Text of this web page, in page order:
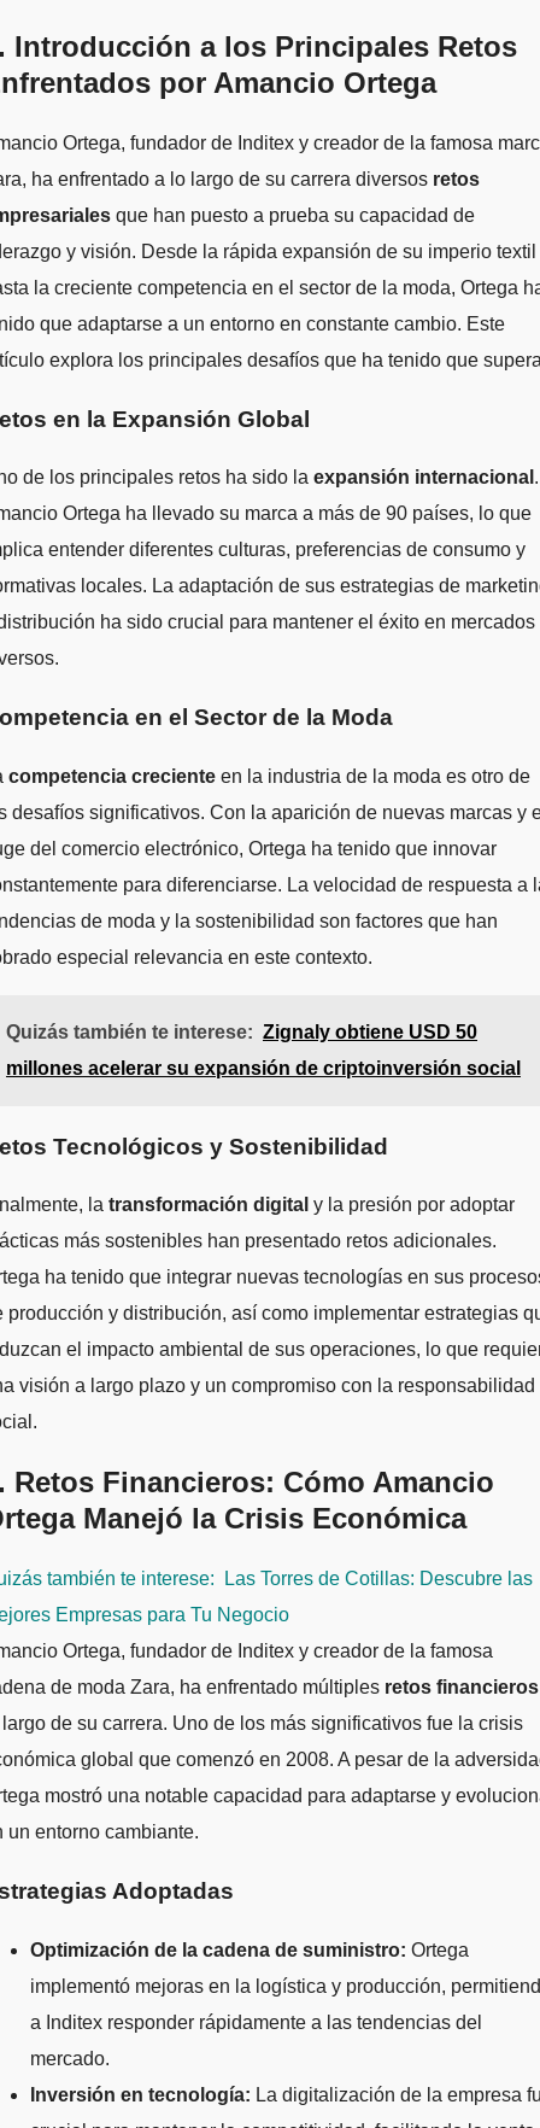
Introducción a los Principales Retos
por Amancio Ortega
ha enfrentado a lo largo de su carrera diversos retos
que han puesto a prueba su capacidad de
y visión. Desde la rápida expansión de su imperio textil
la creciente competencia en el sector de la moda, Ortega
que adaptarse a un entorno en constante cambio. Este
explora los principales desafíos que ha tenido que
en la Expansión Global
de los principales retos ha sido la expansión internacional .
Ortega ha llevado su marca a más de 90 países, lo que
entender diferentes culturas, preferencias de consumo y
locales. La adaptación de sus estrategias de
ha sido crucial para mantener el éxito en mercados
en el Sector de la Moda
competencia creciente en la industria de la moda es otro de
desafíos significativos. Con la aparición de nuevas marcas y
del comercio electrónico, Ortega ha tenido que innovar
para diferenciarse. La velocidad de respuesta a
de moda y la sostenibilidad son factores que han
especial relevancia en este contexto.
Quizás también te interese: Zignaly obtiene USD 50
millones acelerar su expansión de criptoinversión social
Tecnológicos y Sostenibilidad
la transformación digital y la presión por adoptar
más sostenibles han presentado retos adicionales.
ha tenido que integrar nuevas tecnologías en sus
producción y distribución, así como implementar estrategias
el impacto ambiental de sus operaciones, lo que
visión a largo plazo y un compromiso con la responsabilidad
Retos Financieros: Cómo Amancio
Manejó la Crisis Económica
también te interese:
Las Torres de Cotillas: Descubre las
Empresas para Tu Negocio
Ortega, fundador de Inditex y creador de la famosa
de moda Zara, ha enfrentado múltiples retos financieros
de su carrera. Uno de los más significativos fue la crisis
global que comenzó en 2008. A pesar de la
mostró una notable capacidad para adaptarse y
un entorno cambiante.
Adoptadas
Optimización de la cadena de suministro: Ortega
implementó mejoras en la logística y producción,
a Inditex responder rápidamente a las tendencias del
mercado.
Inversión en tecnología: La digitalización de la empresa